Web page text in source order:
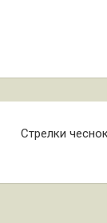
Стрелки